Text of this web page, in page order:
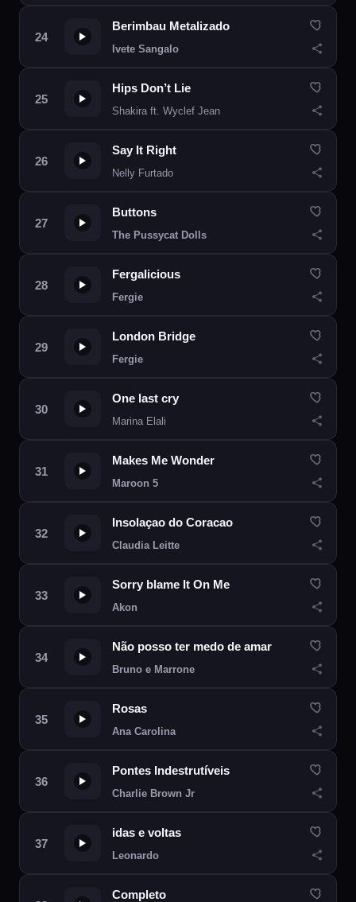
Berimbau Metalizado
Ivete Sangalo
Hips Don’t Lie
Shakira ft. Wyclef Jean
Say It Right
Nelly Furtado
Buttons
The Pussycat Dolls
Fergalicious
Fergie
London Bridge
Fergie
One last cry
Marina Elali
Makes Me Wonder
Maroon 5
Insolaçao do Coracao
Claudia Leitte
Sorry blame It On Me
Akon
Não posso ter medo de amar
Bruno e Marrone
Rosas
Ana Carolina
Pontes Indestrutíveis
Charlie Brown Jr
idas e voltas
Leonardo
Completo